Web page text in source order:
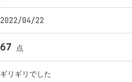
2022/04/22
67 点
ギリギリでした